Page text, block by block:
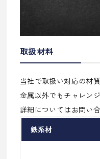
取扱材料
当社で取扱い対応の材
金属以外でもチャレン
詳細についてはお問い
鉄系材